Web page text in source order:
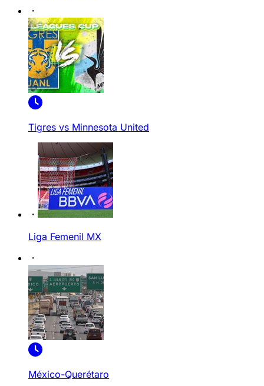
Tigres vs Minnesota United
Liga Femenil MX
México-Querétaro